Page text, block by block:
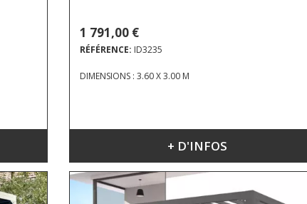
1 791,00 €
RÉFÉRENCE: ID3235
DIMENSIONS : 3.60 X 3.00 M
+ D'INFOS